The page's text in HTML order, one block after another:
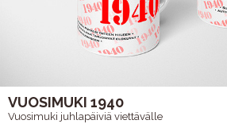
VUOSIMUKI 1940
Vuosimuki juhlapäiviä viettävälle